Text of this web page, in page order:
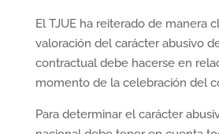
El TJUE ha reiterado de manera
valoración del carácter abusivo
contractual debe hacerse en
momento de la celebración del
Para determinar el carácter